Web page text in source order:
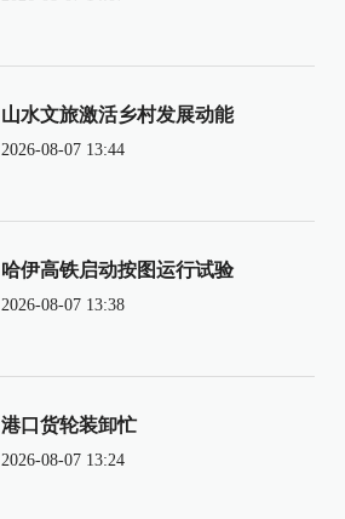
山水文旅激活乡村发展动能
2026-08-07 13:44
哈伊高铁启动按图运行试验
2026-08-07 13:38
港口货轮装卸忙
2026-08-07 13:24